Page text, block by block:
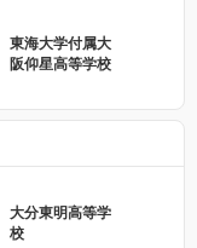
東海大学付属大
阪仰星高等学校
大分東明高等学
校